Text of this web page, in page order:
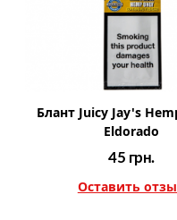
Блант Juicy Jay's
Eldorado
45 грн.
Оставить